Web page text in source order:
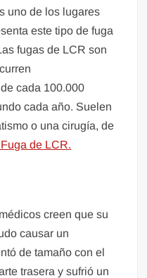
uno de los lugares
este tipo de fuga
fugas de LCR son
cada 100.000
cada año. Suelen
o una cirugía, de
de LCR.
creen que su
causar un
de tamaño con el
trasera y sufrió un